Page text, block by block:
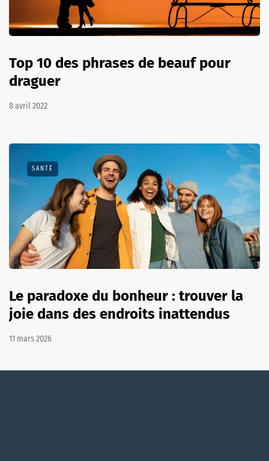
Top 10 des phrases de beauf pour
draguer
8 avril 2022
SANTÉ
Le paradoxe du bonheur : trouver la
joie dans des endroits inattendus
11 mars 2026